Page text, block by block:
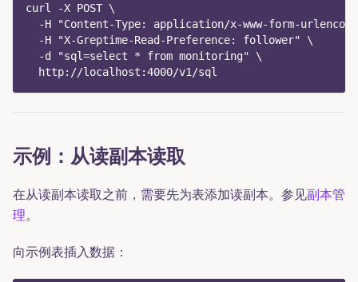
curl -X POST \
-H "Content-Type: application/x-www-form-
  -H "X-Greptime-Read-Preference: follower" \
  -d "sql=select * from monitoring" \
  http://localhost:4000/v1/sql
示例：从读副本读取
在从读副本读取之前，需要先为表添加读副本。参见副本管
理。
向示例表插入数据：